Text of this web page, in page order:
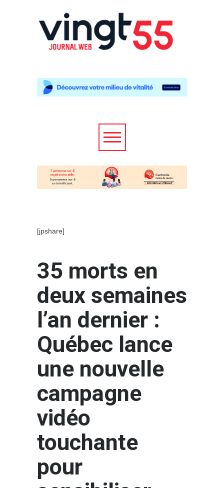
[jpshare]
35 morts en
deux semaines
l’an dernier :
Québec lance
une nouvelle
campagne
vidéo
touchante
pour